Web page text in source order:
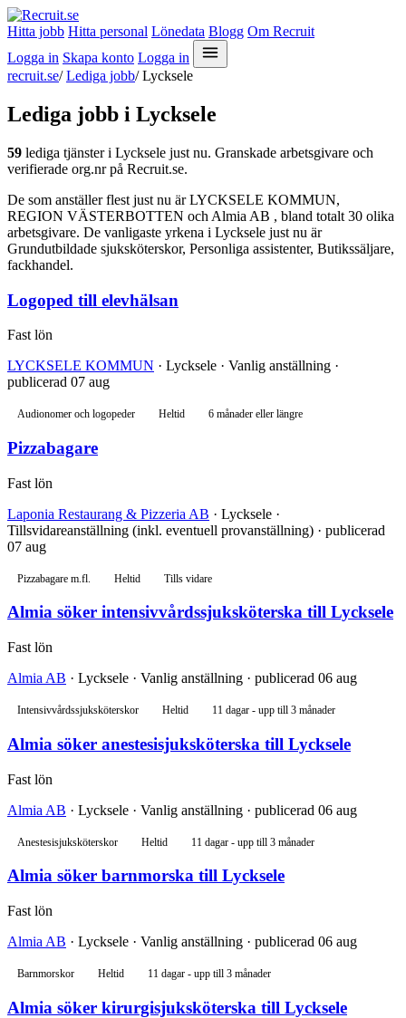
Hitta jobb Hitta personal Lönedata Blogg Om Recruit
Logga in Skapa konto Logga in
recruit.se/ Lediga jobb/ Lycksele
Lediga jobb i Lycksele
59 lediga tjänster i Lycksele just nu. Granskade arbetsgivare och
verifierade org.nr på Recruit.se.
De som anställer flest just nu är LYCKSELE KOMMUN,
REGION VÄSTERBOTTEN och Almia AB , bland totalt 30 olika
arbetsgivare. De vanligaste yrkena i Lycksele just nu är
Grundutbildade sjuksköterskor, Personliga assistenter, Butikssäljare,
fackhandel.
Logoped till elevhälsan
Fast lön
LYCKSELE KOMMUN · Lycksele · Vanlig anställning ·
publicerad 07 aug
Audionomer och logopeder Heltid 6 månader eller längre
Pizzabagare
Fast lön
Laponia Restaurang & Pizzeria AB · Lycksele ·
Tillsvidareanställning (inkl. eventuell provanställning) · publicerad
07 aug
Pizzabagare m.fl. Heltid Tills vidare
Almia söker intensivvårdssjuksköterska till Lycksele
Fast lön
Almia AB · Lycksele · Vanlig anställning · publicerad 06 aug
Intensivvårdssjuksköterskor Heltid 11 dagar - upp till 3 månader
Almia söker anestesisjuksköterska till Lycksele
Fast lön
Almia AB · Lycksele · Vanlig anställning · publicerad 06 aug
Anestesisjuksköterskor Heltid 11 dagar - upp till 3 månader
Almia söker barnmorska till Lycksele
Fast lön
Almia AB · Lycksele · Vanlig anställning · publicerad 06 aug
Barnmorskor Heltid 11 dagar - upp till 3 månader
Almia söker kirurgisjuksköterska till Lycksele